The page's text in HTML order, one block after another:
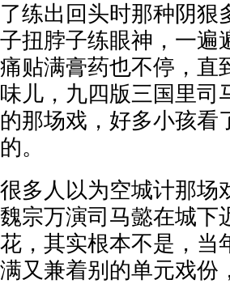
了练出回头时那种阴狠
子扭脖子练眼神，一遍
痛贴满膏药也不停，直
味儿，九四版三国里司
的那场戏，好多小孩看
的。
很多人以为空城计那场
魏宗万演司马懿在城下
花，其实根本不是，当
满又兼着别的单元戏份